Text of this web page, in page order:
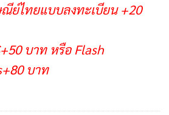
ณีย์ไทยแบบลงทะเบียน +20
บาท หรือ Flash
บาท